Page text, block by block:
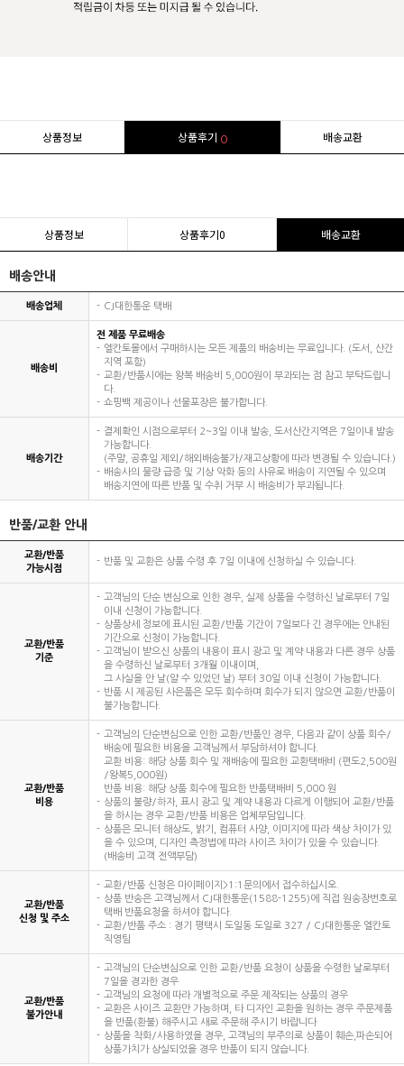
상품정보 상품후기 0 배송교환
상품정보 상품후기0 배송교환
배송안내
배송업체 CJ대한통운 택배
배송비
전 제품 무료배송
엘칸토몰에서 구매하시는 모든 제품의 배송비는 무료입니다. (도서, 산간
지역 포함)
교환/반품시에는 왕복 배송비 5,000원이 부과되는 점 참고 부탁드립니
다.
쇼핑백 제공이나 선물포장은 불가합니다.
배송기간
결제확인 시점으로부터 2~3일 이내 발송, 도서산간지역은 7일이내 발송
가능합니다.
(주말, 공휴일 제외/해외배송불가/재고상황에 따라 변경될 수 있습니다.)
배송사의 물량 급증 및 기상 악화 등의 사유로 배송이 지연될 수 있으며
배송지연에 따른 반품 및 수취 거부 시 배송비가 부과됩니다.
반품/교환 안내
교환/반품
가능시점
반품 및 교환은 상품 수령 후 7일 이내에 신청하실 수 있습니다.
교환/반품
기준
고객님의 단순 변심으로 인한 경우, 실제 상품을 수령하신 날로부터 7일
이내 신청이 가능합니다.
상품상세 정보에 표시된 교환/반품 기간이 7일보다 긴 경우에는 안내된
기간으로 신청이 가능합니다.
고객님이 받으신 상품의 내용이 표시 광고 및 계약 내용과 다른 경우 상품
을 수령하신 날로부터 3개월 이내이며,
그 사실을 안 날(알 수 있었던 날) 부터 30일 이내 신청이 가능합니다.
반품 시 제공된 사은품은 모두 회수하며 회수가 되지 않으면 교환/반품이
불가능합니다.
교환/반품
비용
고객님의 단순변심으로 인한 교환/반품인 경우, 다음과 같이 상품 회수/
배송에 필요한 비용을 고객님께서 부담하셔야 합니다.
교환 비용: 해당 상품 회수 및 재배송에 필요한 교환택배비 (편도2,500원
/왕복5,000원)
반품 비용: 해당 상품 회수에 필요한 반품택배비 5,000 원
상품의 불량/하자, 표시 광고 및 계약 내용과 다르게 이행되어 교환/반품
을 하시는 경우 교환/반품 비용은 업체부담입니다.
상품은 모니터 해상도, 밝기, 컴퓨터 사양, 이미지에 따라 색상 차이가 있
을 수 있으며, 디자인 측정법에 따라 사이즈 차이가 있을 수 있습니다.
(배송비 고객 전액부담)
교환/반품
신청 및 주소
교환/반품 신청은 마이페이지>1:1문의에서 접수하십시오.
상품 반송은 고객님께서 CJ대한통운(1588-1255)에 직접 원송장번호로
택배 반품요청을 하셔야 합니다.
교환/반품 주소 : 경기 평택시 도일동 도일로 327 / CJ대한통운 엘칸토
직영팀
교환/반품
불가안내
고객님의 단순변심으로 인한 교환/반품 요청이 상품을 수령한 날로부터
7일을 경과한 경우
고객님의 요청에 따라 개별적으로 주문 제작되는 상품의 경우
교환은 사이즈 교환만 가능하며, 타 디자인 교환을 원하는 경우 주문제품
을 반품(환불) 해주시고 새로 주문해 주시기 바랍니다
상품을 착화/사용하였을 경우, 고객님의 부주의로 상품이 훼손,파손되어
상품가치가 상실되었을 경우 반품이 되지 않습니다.